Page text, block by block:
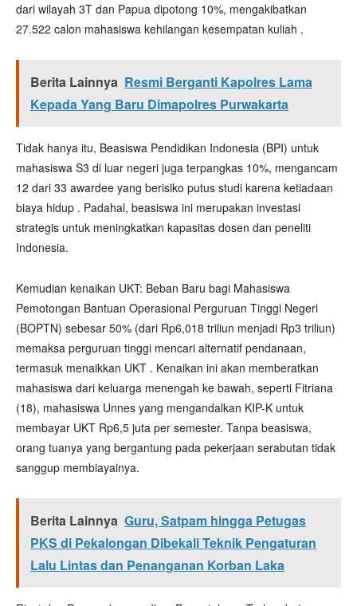
dari wilayah 3T dan Papua dipotong 10%, mengakibatkan
27.522 calon mahasiswa kehilangan kesempatan kuliah .
Berita Lainnya Resmi Berganti Kapolres Lama
Kepada Yang Baru Dimapolres Purwakarta
Tidak hanya itu, Beasiswa Pendidikan Indonesia (BPI) untuk
mahasiswa S3 di luar negeri juga terpangkas 10%, mengancam
12 dari 33 awardee yang berisiko putus studi karena ketiadaan
biaya hidup . Padahal, beasiswa ini merupakan investasi
strategis untuk meningkatkan kapasitas dosen dan peneliti
Indonesia.
Kemudian kenaikan UKT: Beban Baru bagi Mahasiswa
Pemotongan Bantuan Operasional Perguruan Tinggi Negeri
(BOPTN) sebesar 50% (dari Rp6,018 triliun menjadi Rp3 triliun)
memaksa perguruan tinggi mencari alternatif pendanaan,
termasuk menaikkan UKT . Kenaikan ini akan memberatkan
mahasiswa dari keluarga menengah ke bawah, seperti Fitriana
(18), mahasiswa Unnes yang mengandalkan KIP-K untuk
membayar UKT Rp6,5 juta per semester. Tanpa beasiswa,
orang tuanya yang bergantung pada pekerjaan serabutan tidak
sanggup membiayainya.
Berita Lainnya Guru, Satpam hingga Petugas
PKS di Pekalongan Dibekali Teknik Pengaturan
Lalu Lintas dan Penanganan Korban Laka